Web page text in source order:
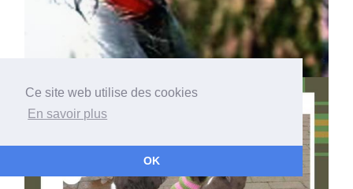
Ce site web utilise des cookies
En savoir plus
OK